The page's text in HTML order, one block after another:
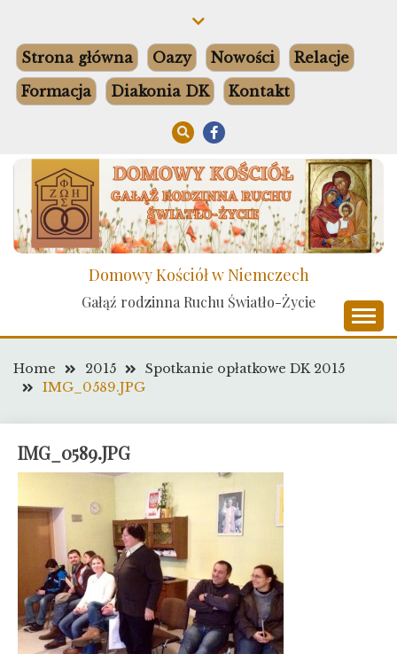
content
Strona główna Oazy Nowości
Relacje
Formacja
Diakonia DK Kontakt
Domowy Kościół w Niemczech
Gałąź rodzinna Ruchu Światło-Życie
Home 2015
Spotkanie opłatkowe DK 2015
IMG_0589.JPG
IMG_0589.JPG